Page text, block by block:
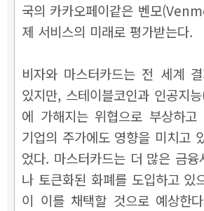
국의 카카오페이같은 벤모
제 서비스의 미래로 평가받는다.
비자와 마스터카드는 전 세계
있지만, 스테이블코인과 인공지
에 가해지는 위협으로 부상하
기업의 주가에도 영향을 미치고
었다. 마스터카드는 더 많은 금
나 토큰화된 화폐를 도입하고 있
이 이를 채택할 것으로 예상한